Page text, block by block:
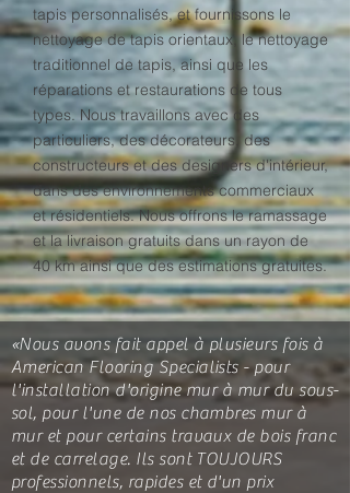
tapis personnalisés, et fournissons le
nettoyage de tapis orientaux, le nettoyage
traditionnel de tapis, ainsi que les
réparations et restaurations de tous
types. Nous travaillons avec des
particuliers, des décorateurs, des
constructeurs et des designers d'intérieur,
dans des environnements commerciaux
et résidentiels. Nous offrons le ramassage
et la livraison gratuits dans un rayon de
40 km ainsi que des estimations gratuites.
«Nous avons fait appel à plusieurs fois à
American Flooring Specialists - pour
l'installation d'origine mur à mur du sous-
sol, pour l'une de nos chambres mur à
mur et pour certains travaux de bois franc
et de carrelage. Ils sont TOUJOURS
professionnels, rapides et d'un prix